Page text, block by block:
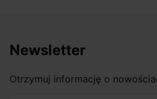
Newsletter
Otrzymuj informację o